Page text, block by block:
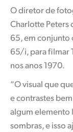
Poland
Portugal
Singapore
Spain
O diretor de
Charlotte Peters
65, em conjunto
65/i, para filmar
nos anos 1970.
“O visual que
e contrastes
algum elemento
sombras, e isso